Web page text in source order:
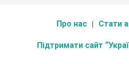
Про нас Стати
Підтримати сайт